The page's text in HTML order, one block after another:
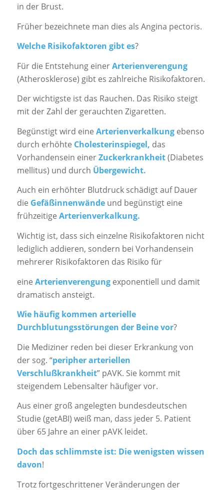
in der Brust.
Früher bezeichnete man dies als Angina pectoris.
Welche Risikofaktoren gibt es?
Für die Entstehung einerArterienverengung
(Atherosklerose) gibt es zahlreiche Risikofaktoren.
Der wichtigste ist das Rauchen. Das Risiko steigt
mit der Zahl der gerauchten Zigaretten.
Begünstigt wird eine Arterienverkalkungebenso
durch erhöhte Cholesterinspiegel, das
Vorhandensein einerZuckerkrankheit(Diabetes
mellitus) und durch Übergewicht.
Auch ein erhöhter Blutdruck schädigt auf Dauer
die Gefäßinnenwändeund begünstigt eine
frühzeitige Arterienverkalkung.
Wichtig ist, dass sich einzelne Risikofaktoren nicht
lediglich addieren, sondern bei Vorhandensein
mehrerer Risikofaktoren das Risiko für
eine Arterienverengungexponentiell und damit
dramatisch ansteigt.
Wie häufig kommen arterielle
Durchblutungsstörungen der Beine vor?
Die Mediziner reden bei dieser Erkrankung von
der sog. “peripher arteriellen
Verschlußkrankheit” pAVK. Sie kommt mit
steigendem Lebensalter häufiger vor.
Aus einer groß angelegten bundesdeutschen
Studie (getABI) weiß man, dass jeder 5. Patient
über 65 Jahre an einer pAVK leidet.
Doch das schlimmste ist: Die wenigsten wissen
davon!
Trotz fortgeschrittener Veränderungen der